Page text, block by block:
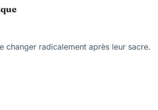
changer radicalement après leur sacre.